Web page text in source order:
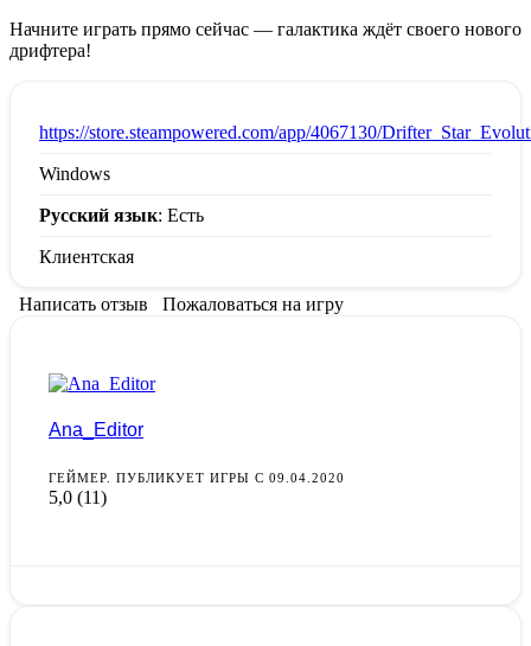
Начните играть прямо сейчас — галактика ждёт своего нового
дрифтера!
https://store.steampowered.com/app/4067130/
Windows
Русский язык: Есть
Клиентская
Написать отзыв Пожаловаться на игру
Ana_Editor
ГЕЙМЕР. ПУБЛИКУЕТ ИГРЫ С 09.04.2020
5,0 (11)